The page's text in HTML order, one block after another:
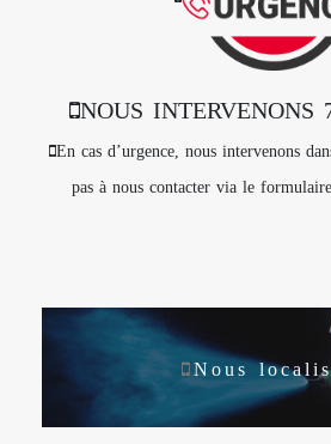
NOUS INTERVENONS
En cas d’urgence, nous intervenons
pas à nous contacter via le
Nous